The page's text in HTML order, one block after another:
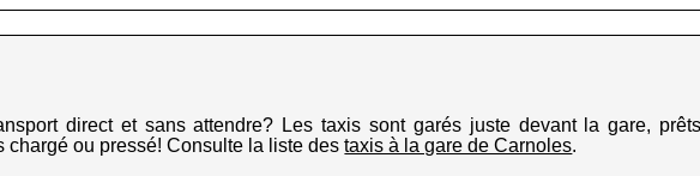
direct et sans attendre? Les taxis sont garés juste devant la gare,
chargé ou pressé! Consulte la liste destaxis à la gare de Carnoles.